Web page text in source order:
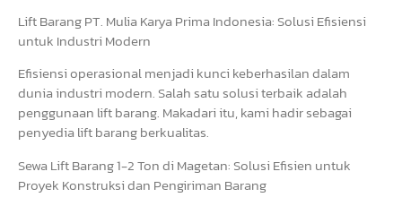
Lift Barang PT. Mulia Karya Prima Indonesia: Solusi Efisiensi
untuk Industri Modern
Efisiensi operasional menjadi kunci keberhasilan dalam
dunia industri modern. Salah satu solusi terbaik adalah
penggunaan lift barang. Makadari itu, kami hadir sebagai
penyedia lift barang berkualitas.
Sewa Lift Barang 1-2 Ton di Magetan: Solusi Efisien untuk
Proyek Konstruksi dan Pengiriman Barang